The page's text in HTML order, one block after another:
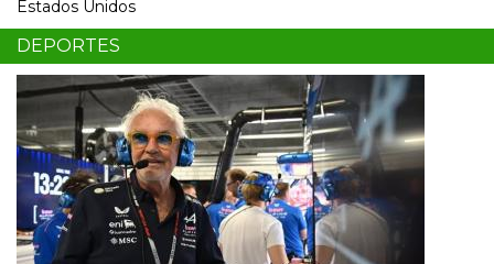
Estados Unidos
DEPORTES